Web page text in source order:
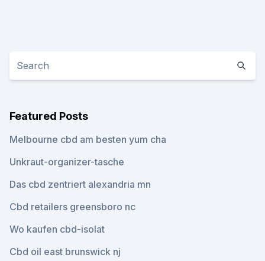
Featured Posts
Melbourne cbd am besten yum cha
Unkraut-organizer-tasche
Das cbd zentriert alexandria mn
Cbd retailers greensboro nc
Wo kaufen cbd-isolat
Cbd oil east brunswick nj